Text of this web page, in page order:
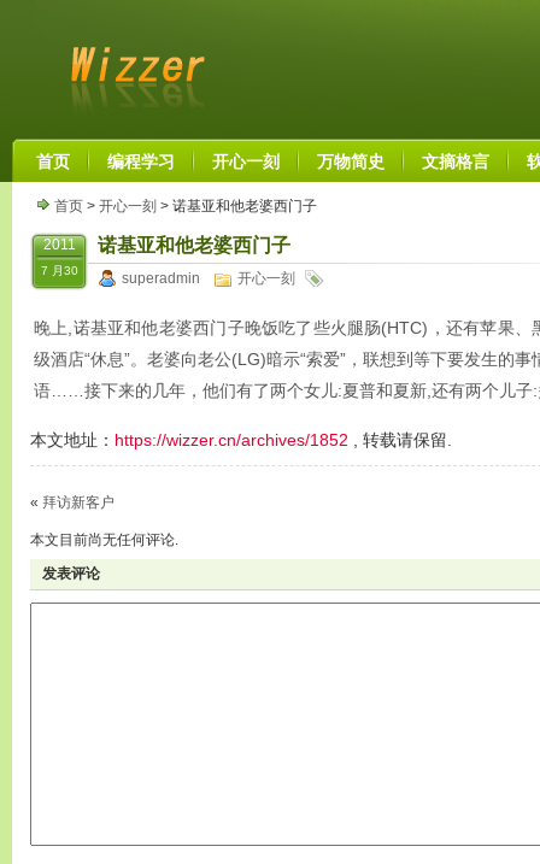
首页 编程学习 开心一刻 万物简史 文摘格言
首页 > 开心一刻 > 诺基亚和他老婆西门子
2011
7 月30
诺基亚和他老婆西门子
superadmin 开心一刻
晚上,诺基亚和他老婆西门子晚饭吃了些火腿肠(HTC)，还有苹果
级酒店“休息”。老婆向老公(LG)暗示“索爱”，联想到等下要发生的
语……接下来的几年，他们有了两个女儿:夏普和夏新,还有两个儿
本文地址： https://wizzer.cn/archives/1852 , 转载请保留.
« 拜访新客户
本文目前尚无任何评论.
发表评论